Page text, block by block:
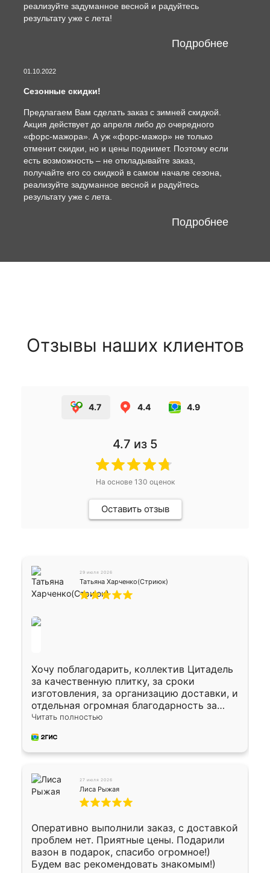
реализуйте задуманное весной и радуйтесь
результату уже с лета!
Подробнее
01.10.2022
Сезонные скидки!
Предлагаем Вам сделать заказ с зимней скидкой.
Акция действует до апреля либо до очередного
«форс-мажора». А уж «форс-мажор» не только
отменит скидки, но и цены поднимет. Поэтому если
есть возможность – не откладывайте заказ,
получайте его со скидкой в самом начале сезона,
реализуйте задуманное весной и радуйтесь
результату уже с лета.
Подробнее
Отзывы наших клиентов
4.7 4.4 4.9
4.7 из 5
На основе 130 оценок
Оставить отзыв
29 июля 2026
Татьяна Харченко(Стриюк)
Хочу поблагодарить, коллектив Цитадель
за качественную плитку, за сроки
изготовления, за организацию доставки, и
отдельная огромная благодарность за
укладку плитки Оганесу, за два дня 70 кв,
Читать полностью
27 июля 2026
Лиса Рыжая
Оперативно выполнили заказ, с доставкой
проблем нет. Приятные цены. Подарили
вазон в подарок, спасибо огромное!)
Будем вас рекомендовать знакомым!)